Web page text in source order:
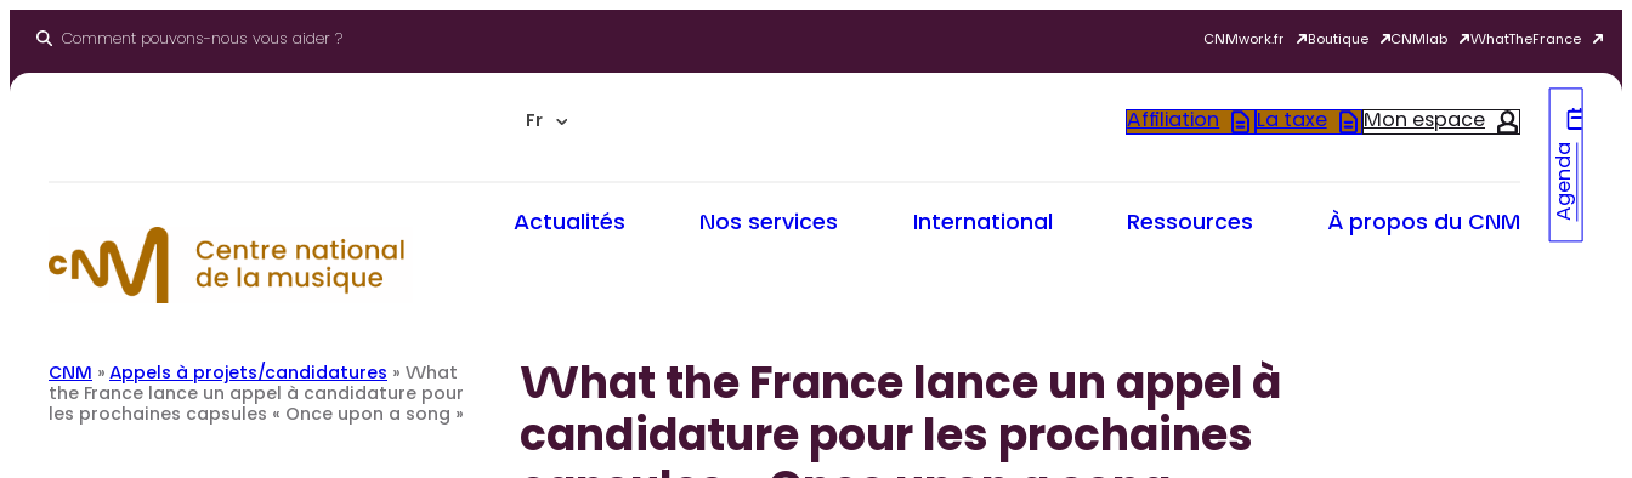
Comment pouvons-nous vous aider ? CNMwork.fr Boutique CNMlab WhatTheFrance
Fr Affiliation La taxe Mon espace
Actualités Nos services International Ressources À propos du CNM
Agenda
CNM » Appels à projets/candidatures » What
the France lance un appel à candidature pour
les prochaines capsules « Once upon a song »
What the France lance un appel à
candidature pour les prochaines